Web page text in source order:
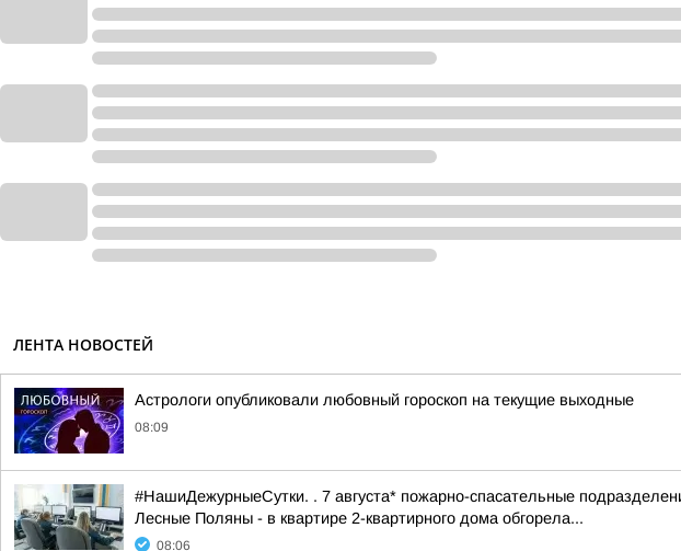
ЛЕНТА НОВОСТЕЙ
Астрологи опубликовали любовный гороскоп на текущие выходные
08:09
#НашиДежурныеСутки. . 7 августа* пожарно-спасательные
Лесные Поляны - в квартире 2-квартирного дома обгорела...
08:06